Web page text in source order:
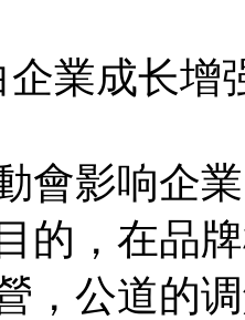
企業成长增
會影响企
的，在品
，公道的